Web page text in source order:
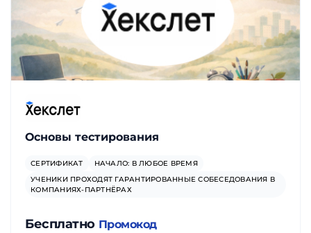
Основы тестирования
СЕРТИФИКАТ
НАЧАЛО: В ЛЮБОЕ ВРЕМЯ
УЧЕНИКИ ПРОХОДЯТ ГАРАНТИРОВАННЫЕ СОБЕСЕДОВАНИЯ В
КОМПАНИЯХ-ПАРТНЁРАХ
Бесплатно Промокод